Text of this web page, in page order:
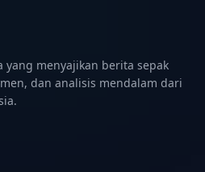
yang menyajikan berita sepak
dan analisis mendalam dari